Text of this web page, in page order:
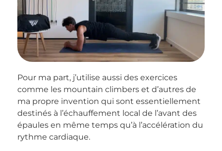
Pour ma part, j’utilise aussi des exercices
comme les mountain climbers et d’autres de
ma propre invention qui sont essentiellement
destinés à l’échauffement local de l’avant des
épaules en même temps qu’à l’accélération du
rythme cardiaque.